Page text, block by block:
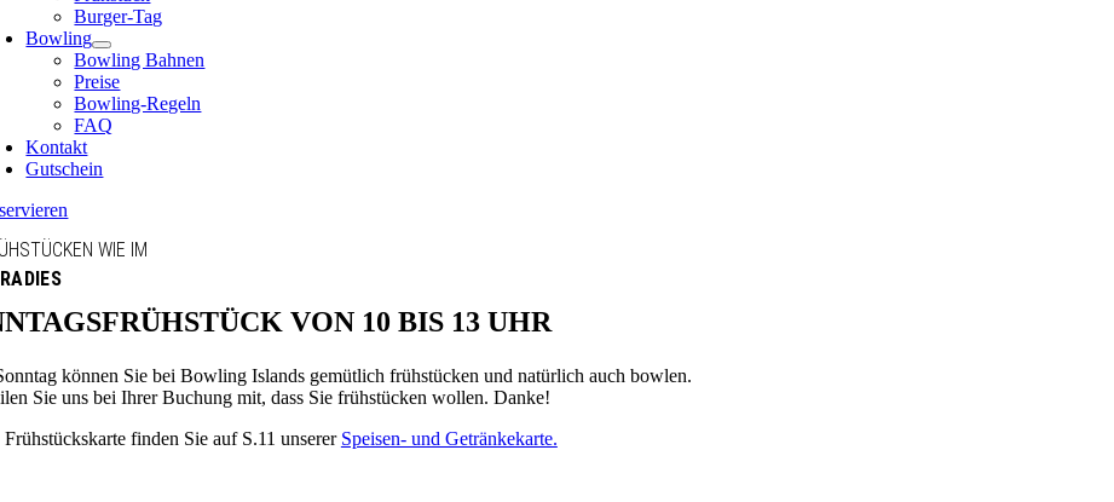
Burger-Tag
Bowling
Bowling Bahnen
Preise
Bowling-Regeln
FAQ
Kontakt
Gutschein
WIE IM
VON 10 BIS 13 UHR
können Sie bei Bowling Islands gemütlich frühstücken und natürlich auch bowlen.
Sie uns bei Ihrer Buchung mit, dass Sie frühstücken wollen. Danke!
Frühstückskarte finden Sie auf S.11 unserer Speisen- und Getränkekarte.